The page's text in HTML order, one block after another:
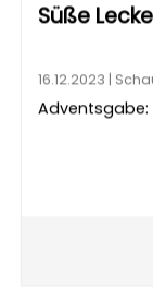
Süße
16.12.2023 |
Adventsgabe: